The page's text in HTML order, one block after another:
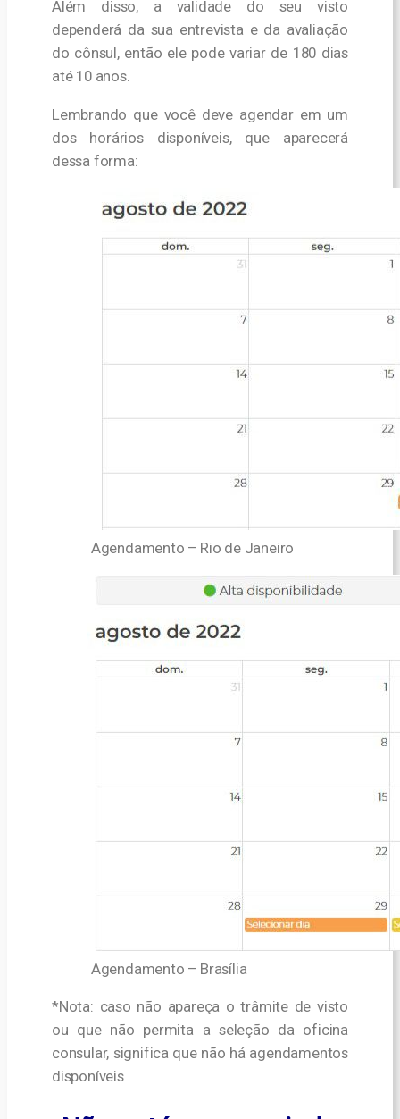
Além disso, a validade do seu visto
dependerá da sua entrevista e da avaliação
do cônsul, então ele pode variar de 180 dias
até 10 anos.
Lembrando que você deve agendar em um
dos horários disponíveis, que aparecerá
dessa forma:
Agendamento – Rio de Janeiro
Agendamento – Brasília
*Nota: caso não apareça o trâmite de visto
ou que não permita a seleção da oficina
consular, significa que não há agendamentos
disponíveis